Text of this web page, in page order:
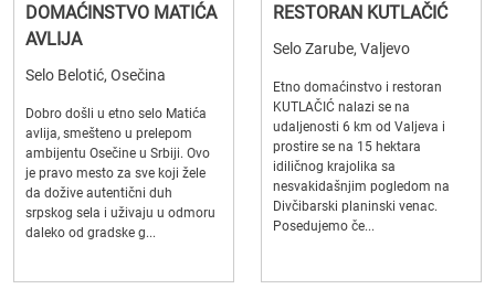
DOMAĆINSTVO MATIĆA
AVLIJA
Selo Belotić, Osečina
Dobro došli u etno selo Matića
avlija, smešteno u prelepom
ambijentu Osečine u Srbiji. Ovo
je pravo mesto za sve koji žele
da dožive autentični duh
srpskog sela i uživaju u odmoru
daleko od gradske g...
RESTORAN KUTLAČIĆ
Selo Zarube, Valjevo
Etno domaćinstvo i restoran
KUTLAČIĆ nalazi se na
udaljenosti 6 km od Valjeva i
prostire se na 15 hektara
idiličnog krajolika sa
nesvakidašnjim pogledom na
Divčibarski planinski venac.
Posedujemo če...